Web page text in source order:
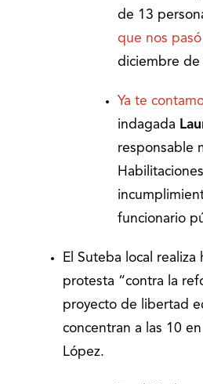
de 13
que nos
diciembre de
Ya te
indagada
responsable
funcionario
El Suteba local
protesta “contra la
proyecto de libertad
concentran a las 10
López.